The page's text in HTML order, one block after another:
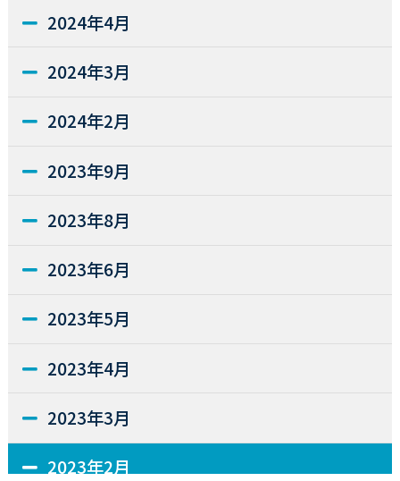
2024年4月
2024年3月
2024年2月
2023年9月
2023年8月
2023年6月
2023年5月
2023年4月
2023年3月
2023年2月